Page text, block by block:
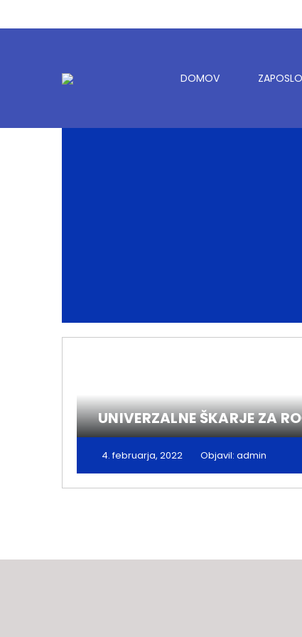
DOMOV
UNIVERZALNE ŠKARJE ZA
4. februarja, 2022 Objavil: admin